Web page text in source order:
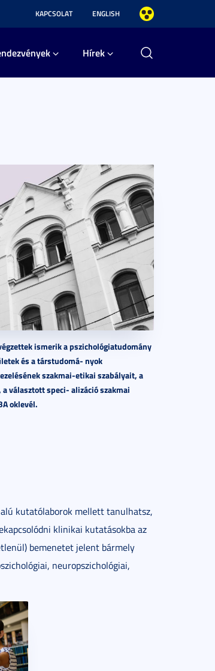
KAPCSOLAT ENGLISH
Hírek
ismerik a pszichológiatudomány
és a társtudomá- nyok
szakmai-etikai szabályait, a
választott speci- alizáció szakmai
oklevél.
kutatólaborok mellett tanulhatsz,
klinikai kutatásokba az
bemenetet jelent bármely
neuropszichológiai,